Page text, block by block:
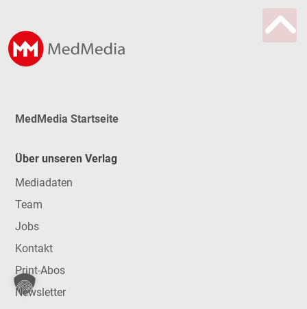
MedMedia Startseite
Über unseren Verlag
Mediadaten
Team
Jobs
Kontakt
Print-Abos
Newsletter